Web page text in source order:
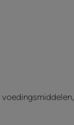
voedingsmiddelen,